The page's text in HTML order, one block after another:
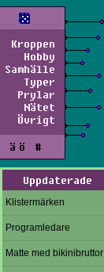
Kroppen
Hobby
Samhälle
Typer
Prylar
Nätet
Övrigt
ä ö #
Uppdaterade
Klistermärken
Programledare
Matte med bikinibruttor